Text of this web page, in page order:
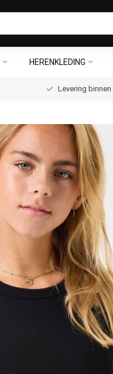
HERENKLEDING
Levering binnen